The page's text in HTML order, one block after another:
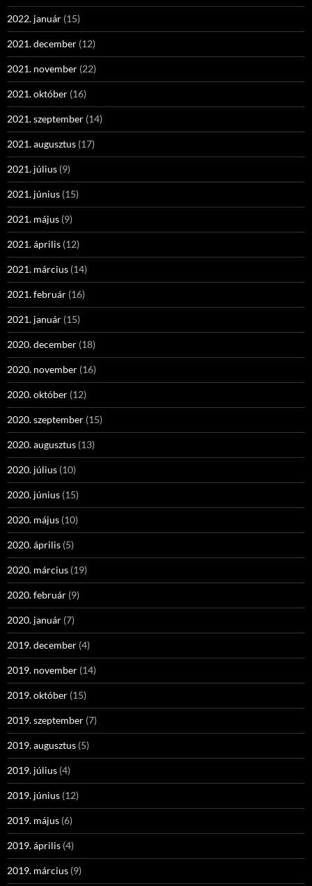
2022. január (15)
2021. december (12)
2021. november (22)
2021. október (16)
2021. szeptember (14)
2021. augusztus (17)
2021. július (9)
2021. június (15)
2021. május (9)
2021. április (12)
2021. március (14)
2021. február (16)
2021. január (15)
2020. december (18)
2020. november (16)
2020. október (12)
2020. szeptember (15)
2020. augusztus (13)
2020. július (10)
2020. június (15)
2020. május (10)
2020. április (5)
2020. március (19)
2020. február (9)
2020. január (7)
2019. december (4)
2019. november (14)
2019. október (15)
2019. szeptember (7)
2019. augusztus (5)
2019. július (4)
2019. június (12)
2019. május (6)
2019. április (4)
2019. március (9)